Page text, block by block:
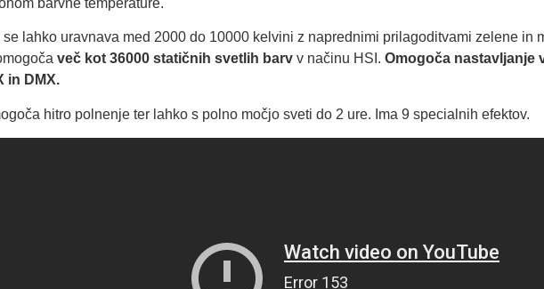
barvne temperature.
se lahko uravnava med 2000 do 10000 kelvini z naprednimi prilagoditvami zelene in
več kot 36000 statičnih svetlih barv v načinu HSI. Omogoča nastavljanje
in DMX.
hitro polnenje ter lahko s polno močjo sveti do 2 ure. Ima 9 specialnih efektov.